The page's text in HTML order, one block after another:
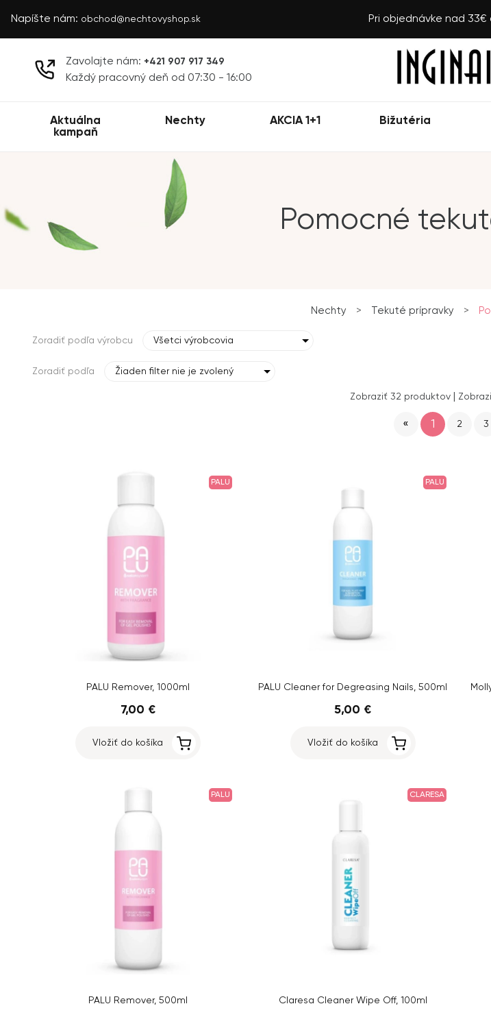
Napíšte nám: obchod@nechtovyshop.sk Pri objednávke nad
Zavolajte nám: +421 907 917 349
Každý pracovný deň od 07:30 - 16:00
Aktuálna
kampaň
Nechty AKCIA 1+1 Bižutéria
Pomocné
Nechty > Tekuté prípravky >
Zoradiť podľa výrobcu Všetci výrobcovia
Zoradiť podľa Žiaden filter nie je zvolený
Zobraziť 32 produktov|
« 1 2 3
PALU
PALU Remover, 1000ml
7,00 €
Vložiť do košíka
PALU
PALU Cleaner for Degreasing Nails, 500ml
5,00 €
Vložiť do košíka
PALU
PALU Remover, 500ml
CLARESA
Claresa Cleaner Wipe Off, 100ml